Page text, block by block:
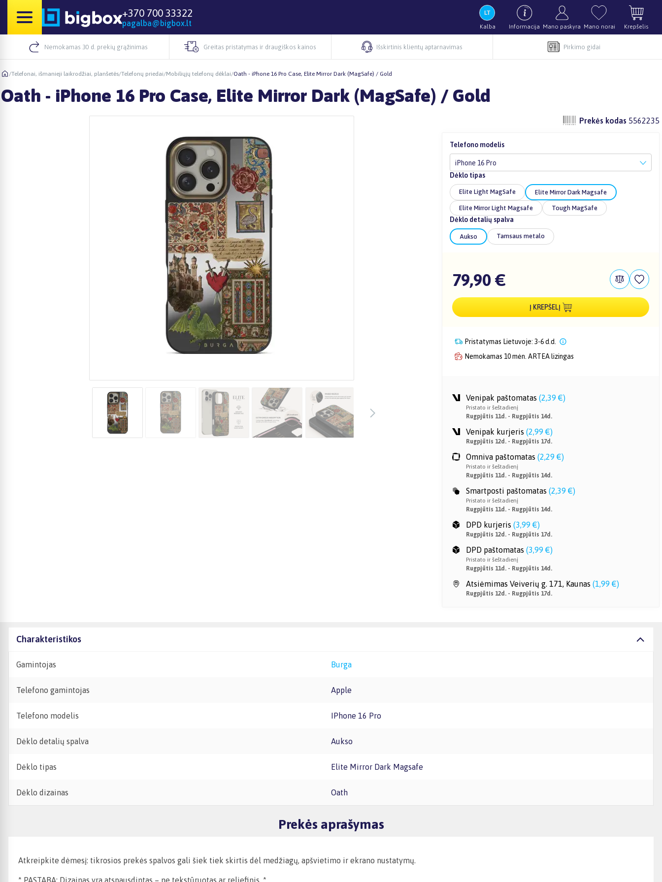
+370 700 33322
pagalba@bigbox.lt Kalba Informacija Mano paskyra Mano norai Krepšelis
Nemokamas 30 d. prekių grąžinimas Greitas pristatymas ir draugiškos kainos Išskirtinis klientų aptarnavimas Pirkimo gidai
/Telefonai, išmanieji laikrodžiai, planšetės/Telefonų priedai/Mobiliųjų telefonų dėklai/Oath - iPhone 16 Pro Case, Elite Mirror Dark (MagSafe) / Gold
Oath - iPhone 16 Pro Case, Elite Mirror Dark (MagSafe) / Gold
Prekės kodas 5562235
Telefono modelis
iPhone 16 Pro
Dėklo tipas
Elite Light MagSafe Elite Mirror Dark Magsafe
Elite Mirror Light Magsafe Tough MagSafe
Dėklo detalių spalva
Aukso Tamsaus metalo
79,90 €
Į KREPŠELĮ
Pristatymas Lietuvoje: 3-6 d.d.
Nemokamas 10 mėn. ARTEA lizingas
Venipak paštomatas (2,39 €)
Pristato ir šeštadienį
Rugpjūtis 11d. - Rugpjūtis 14d.
Venipak kurjeris (2,99 €)
Rugpjūtis 12d. - Rugpjūtis 17d.
Omniva paštomatas (2,29 €)
Pristato ir šeštadienį
Rugpjūtis 11d. - Rugpjūtis 14d.
Smartposti paštomatas (2,39 €)
Pristato ir šeštadienį
Rugpjūtis 11d. - Rugpjūtis 14d.
DPD kurjeris (3,99 €)
Rugpjūtis 12d. - Rugpjūtis 17d.
DPD paštomatas (3,99 €)
Pristato ir šeštadienį
Rugpjūtis 11d. - Rugpjūtis 14d.
Atsiėmimas Veiverių g. 171, Kaunas (1,99 €)
Rugpjūtis 12d. - Rugpjūtis 17d.
Charakteristikos
Gamintojas Burga
Telefono gamintojas Apple
Telefono modelis iPhone 16 Pro
Dėklo detalių spalva Aukso
Dėklo tipas Elite Mirror Dark Magsafe
Dėklo dizainas Oath
Prekės aprašymas
Atkreipkite dėmesį: tikrosios prekės spalvos gali šiek tiek skirtis dėl medžiagų, apšvietimo ir ekrano nustatymų.